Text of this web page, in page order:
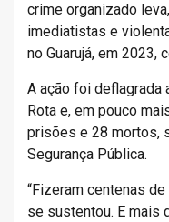
crime organizado
imediatistas e
no Guarujá, em
A ação foi deflagrada
Rota e, em pouco
prisões e 28 mortos,
Segurança Pública.
“Fizeram centenas
se sustentou. E mais